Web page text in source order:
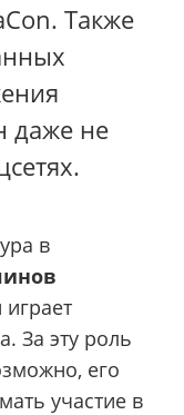
Также
даже не
в
За эту роль
его
участие в